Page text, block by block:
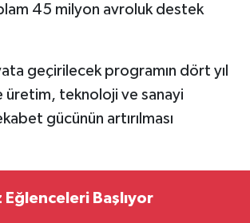
45 milyon avroluk destek
geçirilecek programın dört yıl
üretim, teknoloji ve sanayi
gücünün artırılması
Eğlenceleri Başlıyor